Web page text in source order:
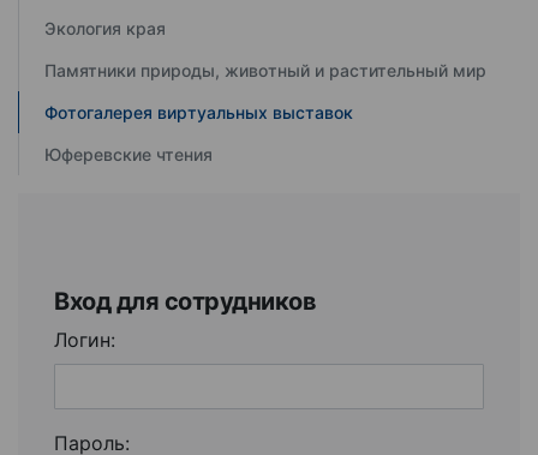
Экология края
Памятники природы, животный и растительный мир
Фотогалерея виртуальных выставок
Юферевские чтения
Вход для сотрудников
Логин:
Пароль: